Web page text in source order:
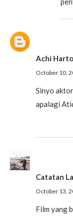
Achi
October 10,
Sinyo
apalagi
Catatan
October 13,
Film yang